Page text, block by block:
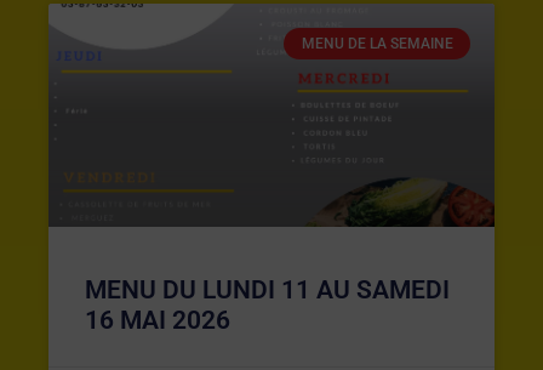
MENU DE LA SEMAINE
MENU DU LUNDI 11 AU SAMEDI
16 MAI 2026